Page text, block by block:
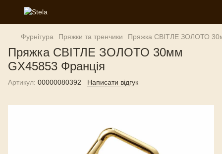
Фурнітура Пряжки та тренчики Пряжка СВІТЛЕ ЗОЛОТО
Пряжка СВІТЛЕ ЗОЛОТО 30мм
GX45853 Франція
Артикул: 00000080392 Написати відгук